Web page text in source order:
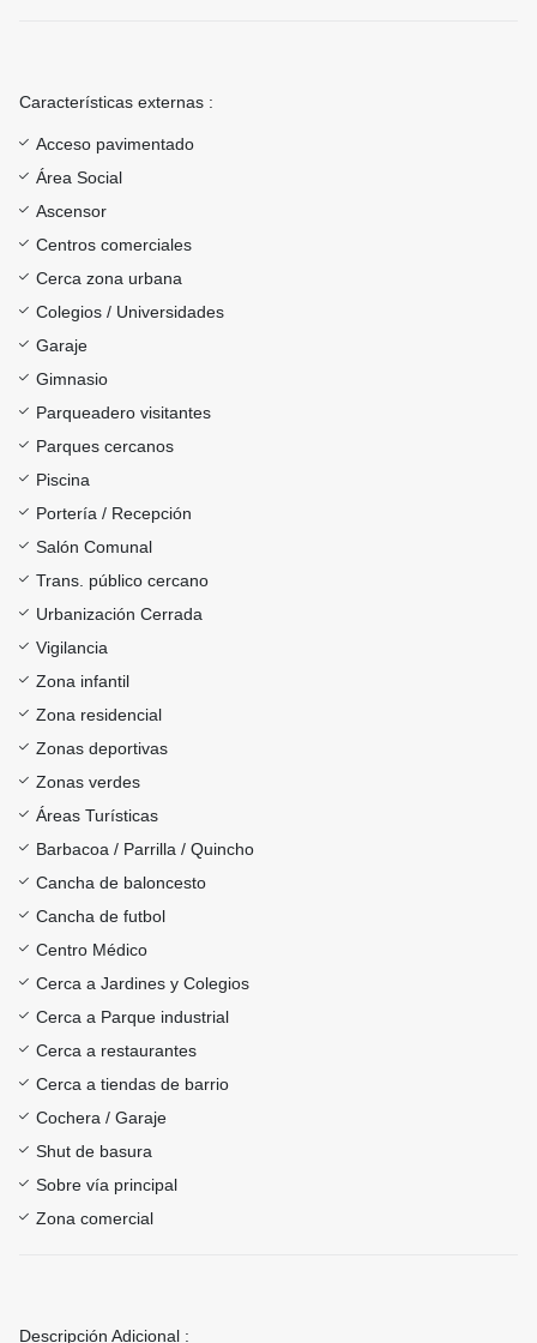
Características externas :
Acceso pavimentado
Área Social
Ascensor
Centros comerciales
Cerca zona urbana
Colegios / Universidades
Garaje
Gimnasio
Parqueadero visitantes
Parques cercanos
Piscina
Portería / Recepción
Salón Comunal
Trans. público cercano
Urbanización Cerrada
Vigilancia
Zona infantil
Zona residencial
Zonas deportivas
Zonas verdes
Áreas Turísticas
Barbacoa / Parrilla / Quincho
Cancha de baloncesto
Cancha de futbol
Centro Médico
Cerca a Jardines y Colegios
Cerca a Parque industrial
Cerca a restaurantes
Cerca a tiendas de barrio
Cochera / Garaje
Shut de basura
Sobre vía principal
Zona comercial
Descripción Adicional :